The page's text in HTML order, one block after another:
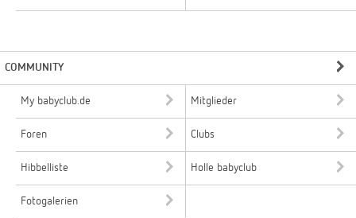
COMMUNITY
My babyclub.de Mitglieder
Foren Clubs
Hibbelliste Holle babyclub
Fotogalerien